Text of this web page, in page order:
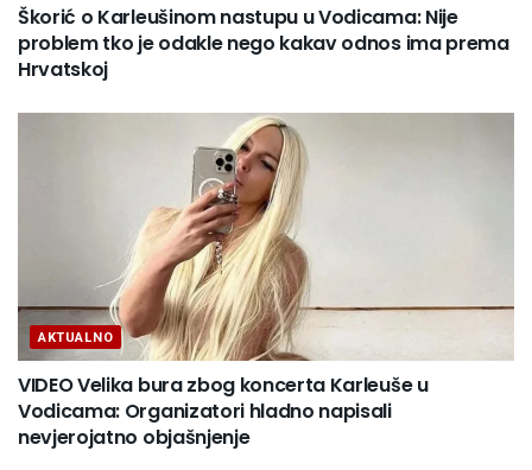
Škorić o Karleušinom nastupu u Vodicama: Nije
problem tko je odakle nego kakav odnos ima prema
Hrvatskoj
AKTUALNO
VIDEO Velika bura zbog koncerta Karleuše u
Vodicama: Organizatori hladno napisali
nevjerojatno objašnjenje